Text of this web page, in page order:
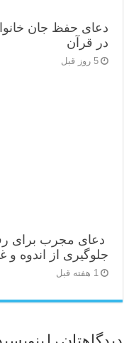
دعای حفظ جان
در قرآن
5 روز قبل
دعای مجرب برای
جلوگیری از اندوه و
1 هفته قبل